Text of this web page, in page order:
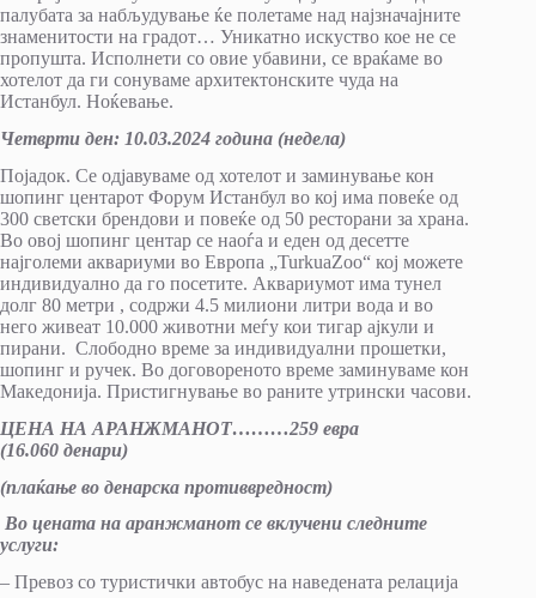
палубата за набљудување ќе полетаме над најзначајните
знаменитости на градот… Уникатно искуство кое не се
пропушта. Исполнети со овие убавини, се враќаме во
хотелот да ги сонуваме архитектонските чуда на
Истанбул. Ноќевање.
Четврти ден: 10.03.2024 година (недела)
Појадок. Се одјавуваме од хотелот и заминување кон
шопинг центарот Форум Истанбул во кој има повеќе од
300 светски брендови и повеќе од 50 ресторани за храна.
Во овој шопинг центар се наоѓа и еден од десетте
најголеми аквариуми во Европа „TurkuaZoo“ кој можете
индивидуално да го посетите. Аквариумот има тунел
долг 80 метри , содржи 4.5 милиони литри вода и во
него живеат 10.000 животни меѓу кои тигар ајкули и
пирани. Слободно време за индивидуални прошетки,
шопинг и ручек. Во договореното време заминуваме кон
Македонија. Пристигнување во раните утрински часови.
ЦЕНА НА АРАНЖМАНОТ………259 евра
(16.060 денари)
(плаќање во денарска противвредност)
Во цената на аранжманот се вклучени следните
услуги:
– Превоз со туристички автобус на наведената релација